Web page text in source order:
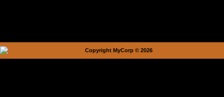
Copyright MyCorp © 2026